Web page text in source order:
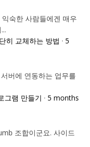
숙한 사람들에겐 매우
히 교체하는 방법 · 5
버에 연동하는 업무를
그램 만들기 · 5 months
조합이군요. 사이드